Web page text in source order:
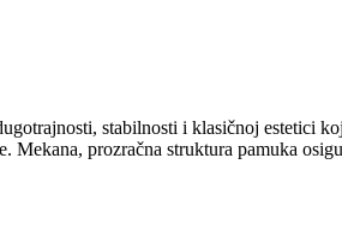
stabilnosti i klasičnoj estetici
prozračna struktura pamuka